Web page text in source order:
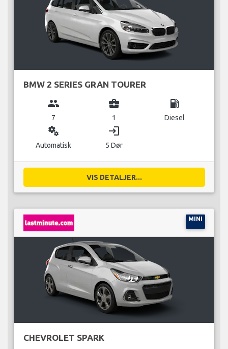
BMW 2 SERIES GRAN TOURER
group
7
business_center
1
local_gas_station
Diesel
miscellaneous_services
Automatisk
login
5 Dør
VIS DETALJER...
MINI
CHEVROLET SPARK